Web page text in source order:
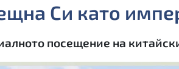
Си като
посещение на